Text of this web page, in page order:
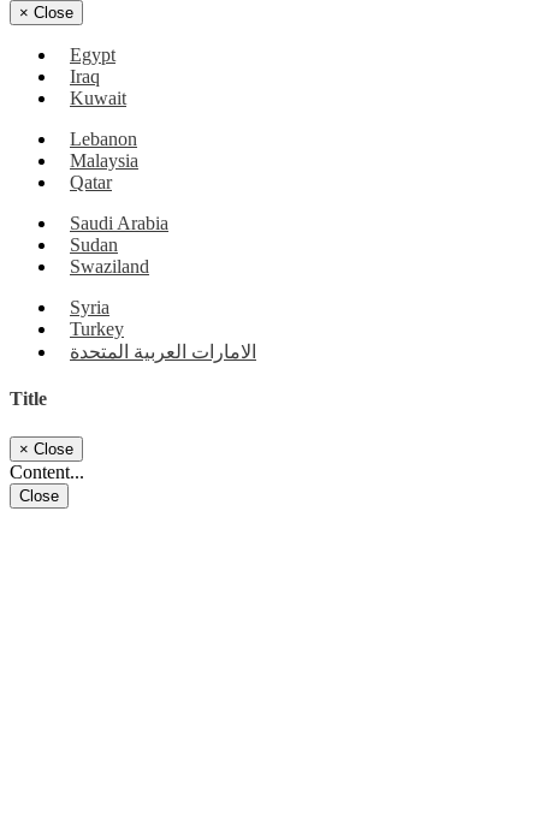
× Close
Egypt
Iraq
Kuwait
Lebanon
Malaysia
Qatar
Saudi Arabia
Sudan
Swaziland
Syria
Turkey
الامارات العربية المتحدة
Title
× Close
Content...
Close